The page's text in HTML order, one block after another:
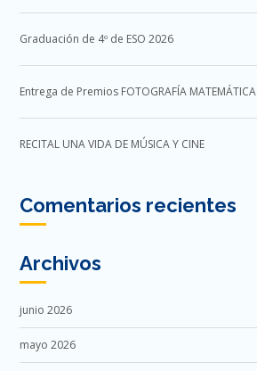
Graduación de 4º de ESO 2026
Entrega de Premios FOTOGRAFÍA MATEMÁTICA
RECITAL UNA VIDA DE MÚSICA Y CINE
Comentarios recientes
Archivos
junio 2026
mayo 2026